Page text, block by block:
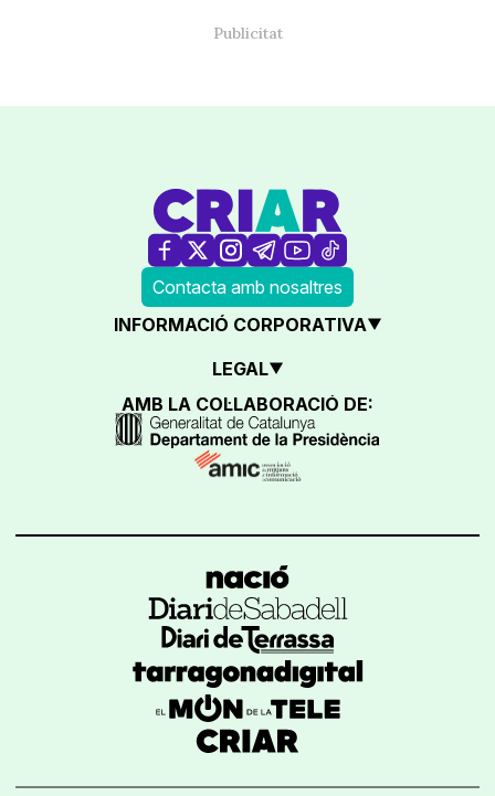
Contacta amb nosaltres
INFORMACIÓ CORPORATIVA
LEGAL
AMB LA COL·LABORACIÓ DE: